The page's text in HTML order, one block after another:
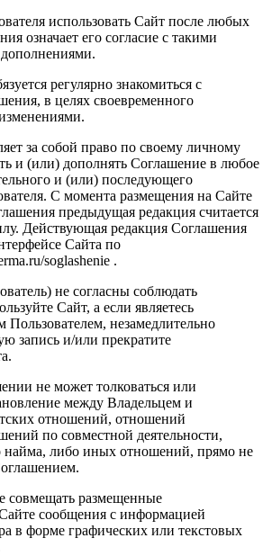
использовать Сайт после любых
означает его согласие с такими
регулярно знакомиться с
в целях своевременного
за собой право по своему личному
и (или) дополнять Соглашение в любое
и (или) последующего
С момента размещения на Сайте
предыдущая редакция считается
Действующая редакция Соглашения
Сайта по
soglashenie .
не согласны соблюдать
Сайт, а если являетесь
Пользователем, незамедлительно
запись и/или прекратите
не может толковаться или
между Владельцем и
отношений, отношений
по совместной деятельности,
либо иных отношений, прямо не
совмещать размещенные
сообщения с информацией
в форме графических или текстовых